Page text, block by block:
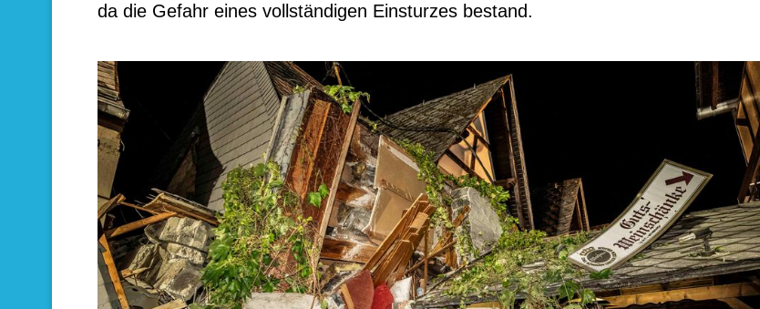
da die Gefahr eines vollständigen Einsturzes bestand.